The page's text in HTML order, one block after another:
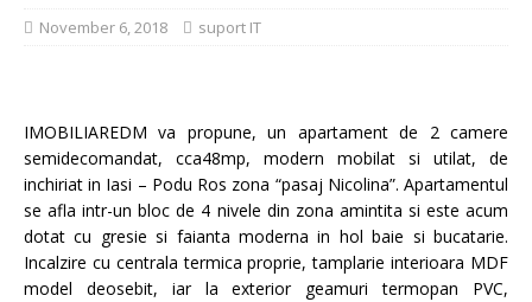
November 6, 2018 suport IT
IMOBILIAREDM va propune, un apartament de 2 camere
semidecomandat, cca48mp, modern mobilat si utilat, de
inchiriat in Iasi – Podu Ros zona “pasaj Nicolina”. Apartamentul
se afla intr-un bloc de 4 nivele din zona amintita si este acum
dotat cu gresie si faianta moderna in hol baie si bucatarie.
Incalzire cu centrala termica proprie, tamplarie interioara MDF
model deosebit, iar la exterior geamuri termopan PVC,